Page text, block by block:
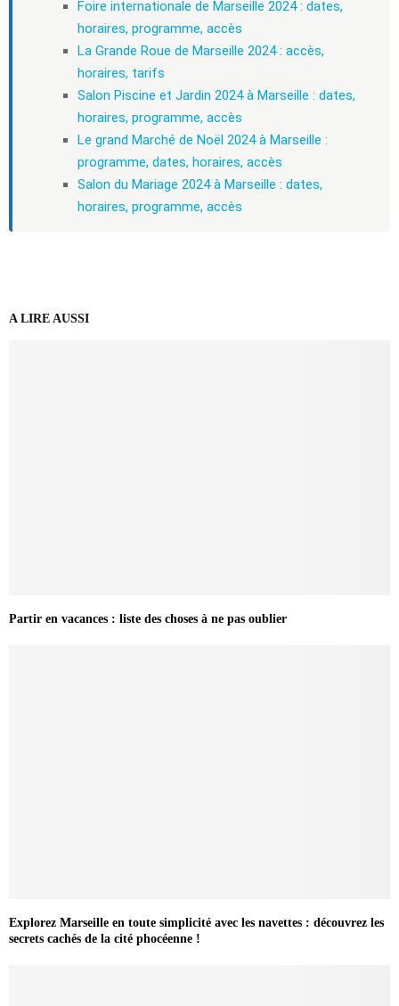
Foire internationale de Marseille 2024 : dates,
horaires, programme, accès
La Grande Roue de Marseille 2024 : accès,
horaires, tarifs
Salon Piscine et Jardin 2024 à Marseille : dates,
horaires, programme, accès
Le grand Marché de Noël 2024 à Marseille :
programme, dates, horaires, accès
Salon du Mariage 2024 à Marseille : dates,
horaires, programme, accès
A LIRE AUSSI
Partir en vacances : liste des choses à ne pas oublier
Explorez Marseille en toute simplicité avec les navettes : découvrez les
secrets cachés de la cité phocéenne !